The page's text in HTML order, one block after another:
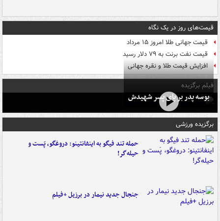
قیمت‌های روز در یک نگاه
قیمت جهانی طلا امروز ۱۵ مرداد
قیمت نفت برنت به ۷۹ دلار رسید
افزایش قیمت طلا و نقره جهانی
فیلم برگزیده
بوسه‌ پدر بر پای پسر شهیدش
برگزیده ورزشی
حمله تند فیگو به اینفانتینو: دروغگو، پَست‌ و
حیله‌گر!
جنجال جدید نیمار در برزیل +فیلم